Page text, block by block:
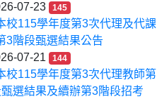
07-23
145
校115學年度第3次代理及代課
3階段甄選結果公告
07-21
144
校115學年度第3次代理教師第
選結果及續辦第3階段招考